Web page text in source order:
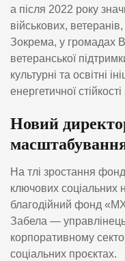
а після 2022 року
військових,
Зокрема, у громадах
ветеранської
культурні та освітні
енергетичної
Новий
На тлі зростання
ключових соціальних
благодійний фонд
Забела —
корпоративному
соціальних проєктах.